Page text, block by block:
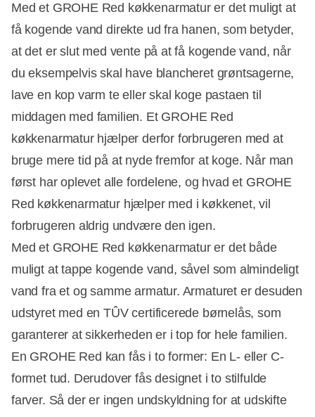
Med et GROHE Red køkkenarmatur er det muligt at
få kogende vand direkte ud fra hanen, som betyder,
at det er slut med vente på at få kogende vand, når
du eksempelvis skal have blancheret grøntsagerne,
lave en kop varm te eller skal koge pastaen til
middagen med familien. Et GROHE Red
køkkenarmatur hjælper derfor forbrugeren med at
bruge mere tid på at nyde fremfor at koge. Når man
først har oplevet alle fordelene, og hvad et GROHE
Red køkkenarmatur hjælper med i køkkenet, vil
forbrugeren aldrig undvære den igen.
Med et GROHE Red køkkenarmatur er det både
muligt at tappe kogende vand, såvel som almindeligt
vand fra et og samme armatur. Armaturet er desuden
udstyret med en TÛV certificerede børnelås, som
garanterer at sikkerheden er i top for hele familien.
En GROHE Red kan fås i to former: En L- eller C-
formet tud. Derudover fås designet i to stilfulde
farver. Så der er ingen undskyldning for at udskifte